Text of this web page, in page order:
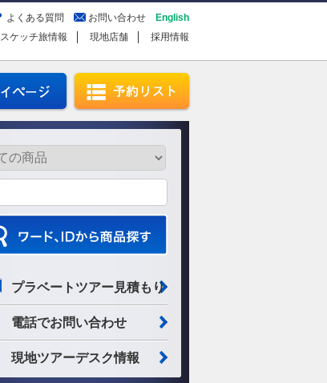
English
お問い合わせ
よくある質問
採用情報
現地店舗
スケッチ旅情報
プラベートツアー見積もり
電話でお問い合わせ
現地ツアーデスク情報